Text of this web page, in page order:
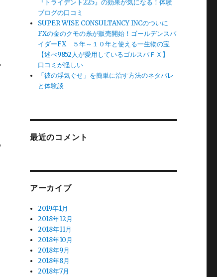
『トライデント225』の効果が気になる！体験
ブログの口コミ
SUPER WISE CONSULTANCY INCのついに
FXの金のクモの糸が販売開始！ゴールデンスパ
イダーFX ５年～１０年と使える一生物の宝
【述べ9852人が愛用しているゴルスパＦＸ】
口コミが怪しい
「彼の浮気ぐせ」を簡単に治す方法のネタバレ
と体験談
最近のコメント
アーカイブ
2019年1月
2018年12月
2018年11月
2018年10月
2018年9月
2018年8月
2018年7月